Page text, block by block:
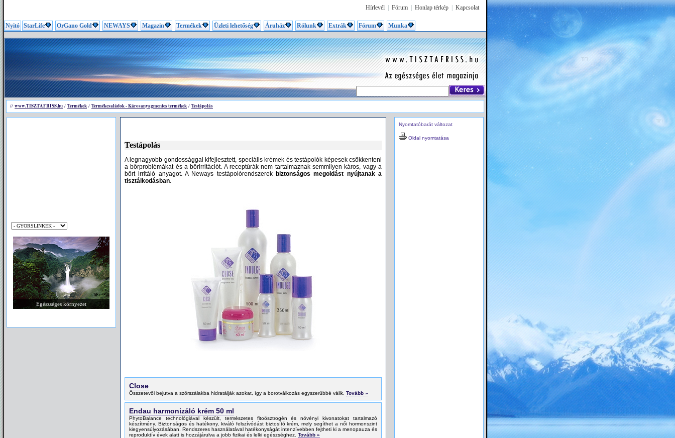
Hírlevél Fórum Honlap térkép Kapcsolat
Nyitó StarLife OrGano Gold NEWAYS Magazin Termékek Üzleti lehetőség Áruház Rólunk Extrák Fórum Munka
// www.TISZTAFRISS.hu / Termékek / Termékcsaládok - Károsanyagmentes termékek / Testápolás
Egészséges környezet
Testápolás
A legnagyobb gondossággal kifejlesztett, speciális krémek és testápolók képesek csökkenteni
a bőrproblémákat és a bőrirritációt. A receptúrák nem tartalmaznak semmilyen káros, vagy a
bőrt irritáló anyagot. A Neways testápolórendszerek biztonságos megoldást nyújtanak a
tisztálkodásban.
Close
Összetevői bejutva a szőrszálakba hidratálják azokat, így a borotválkozás egyszerűbbé válik. Tovább »
Endau harmonizáló krém 50 ml
PhytoBalance technológiával készült, természetes fitoösztrogén és növényi kivonatokat tartalmazó
készítmény. Biztonságos és hatékony, kiváló felszívódást biztosító krém, mely segíthet a női hormonszint
kiegyensúlyozásában. Rendszeres használatával hatékonyságát intenzívebben fejtheti ki a menopauza és
reproduktív évek alatt is hozzájárulva a jobb fizikai és lelki egészséghez. Tovább »
Nyomtatóbarát változat
Oldal nyomtatása